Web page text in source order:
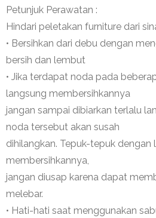
Petunjuk Perawatan :
Hindari peletakan furniture dari
• Bersihkan dari debu dengan
bersih dan lembut
• Jika terdapat noda pada
langsung membersihkannya
jangan sampai dibiarkan terlalu
noda tersebut akan susah
dihilangkan. Tepuk-tepuk
membersihkannya,
jangan diusap karena dapat
melebar.
• Hati-hati saat menggunakan